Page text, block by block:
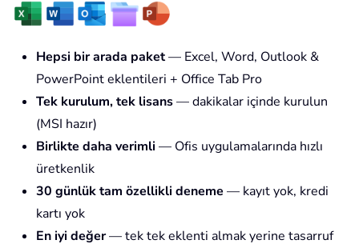
Hepsi bir arada paket— Excel, Word, Outlook &
PowerPoint eklentileri + Office Tab Pro
Tek kurulum, tek lisans— dakikalar içinde kurulun
(MSI hazır)
Birlikte daha verimli — Ofis uygulamalarında hızlı
üretkenlik
30 günlük tam özellikli deneme — kayıt yok, kredi
kartı yok
En iyi değer— tek tek eklenti almak yerine tasarruf